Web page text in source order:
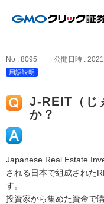
No : 8095 公開日時 :
用語説明
J-REIT（じ
か？
Japanese Real Estate
される日本で組成された
す。
投資家から集めた資金で